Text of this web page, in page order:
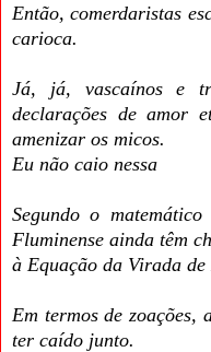
Então, comerdaristas
carioca.
Já, já, vascaínos e
declarações de amor
amenizar os micos.
Eu não caio nessa
Segundo o
Fluminense ainda têm
à Equação da Virada de
Em termos de zoações,
ter caído junto.